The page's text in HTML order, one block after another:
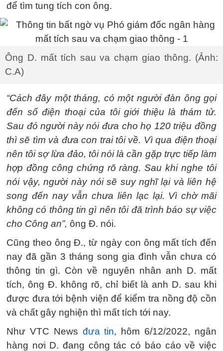
để tìm tung tích con ông.
Ông D. mất tích sau va chạm giao thông. (Ảnh:
C.A)
“Cách đây một tháng, có một người đàn ông gọi
đến số điện thoại của tôi giới thiệu là thám tử.
Sau đó người này nói đưa cho họ 120 triệu đồng
thì sẽ tìm và đưa con trai tôi về. Vì qua điện thoại
nên tôi sợ lừa đảo, tôi nói là cần gặp trực tiếp làm
hợp đồng công chứng rõ ràng. Sau khi nghe tôi
nói vậy, người này nói sẽ suy nghĩ lại và liên hệ
song đến nay vẫn chưa liên lạc lại. Vì chờ mãi
không có thông tin gì nên tôi đã trình báo sự việc
cho Công an”, ông Đ. nói.
Cũng theo ông Đ., từ ngày con ông mất tích đến
nay đã gần 3 tháng song gia đình vẫn chưa có
thông tin gì. Còn về nguyên nhân anh D. mất
tích, ông Đ. không rõ, chỉ biết là anh D. sau khi
được đưa tới bệnh viện để kiểm tra nồng độ cồn
và chất gây nghiện thì mất tích tới nay.
Như VTC News đưa tin, hôm 6/12/2022, ngân
hàng nơi D. đang công tác có báo cáo về việc